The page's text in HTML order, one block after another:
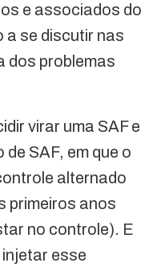
e associados do
a se discutir nas
dos problemas
virar uma SAF e
de SAF, em que o
alternado
primeiros anos
no controle). E
esse